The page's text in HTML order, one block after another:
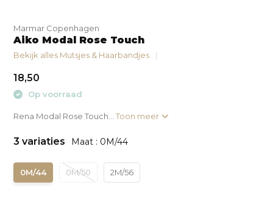
Marmar Copenhagen
Aiko Modal Rose Touch
Bekijk alles Mutsjes & Haarbandjes
18,50
Op voorraad
Rena Modal Rose Touch...Toon meer
3 variaties Maat : 0M/44
0M/44 0M/50 2M/56